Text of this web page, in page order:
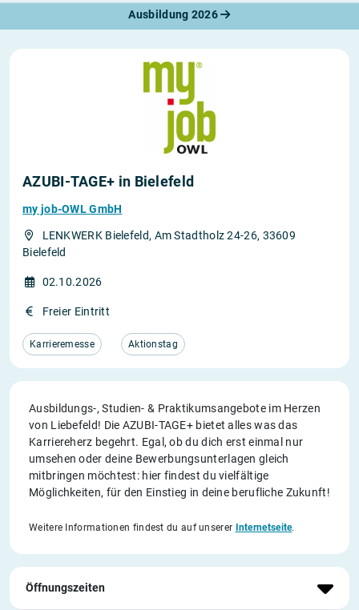
Ausbildung 2026
AZUBI-TAGE+ in Bielefeld
my job-OWL GmbH
LENKWERK Bielefeld, Am Stadtholz 24-26, 33609
Bielefeld
02.10.2026
Freier Eintritt
Karrieremesse Aktionstag
Ausbildungs-, Studien- & Praktikumsangebote im Herzen
von Liebefeld! Die AZUBI-TAGE+ bietet alles was das
Karriereherz begehrt. Egal, ob du dich erst einmal nur
umsehen oder deine Bewerbungsunterlagen gleich
mitbringen möchtest: hier findest du vielfältige
Möglichkeiten, für den Einstieg in deine berufliche Zukunft!
Weitere Informationen findest du auf unserer Internetseite.
Öffnungszeiten